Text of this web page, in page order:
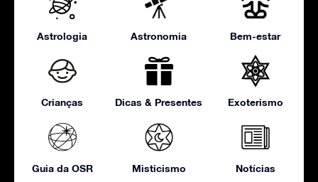
Astrologia Astronomia Bem-estar
Crianças Dicas & Presentes Exoterismo
Guia da OSR Misticismo Notícias